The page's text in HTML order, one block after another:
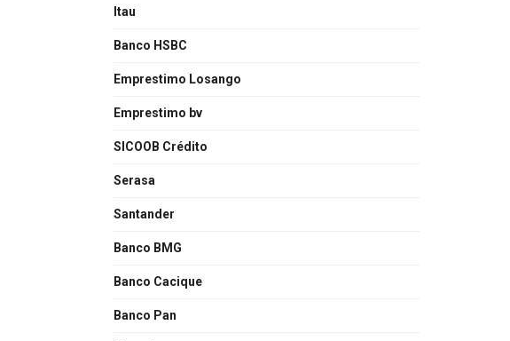
Itau
Banco HSBC
Emprestimo Losango
Emprestimo bv
SICOOB Crédito
Serasa
Santander
Banco BMG
Banco Cacique
Banco Pan